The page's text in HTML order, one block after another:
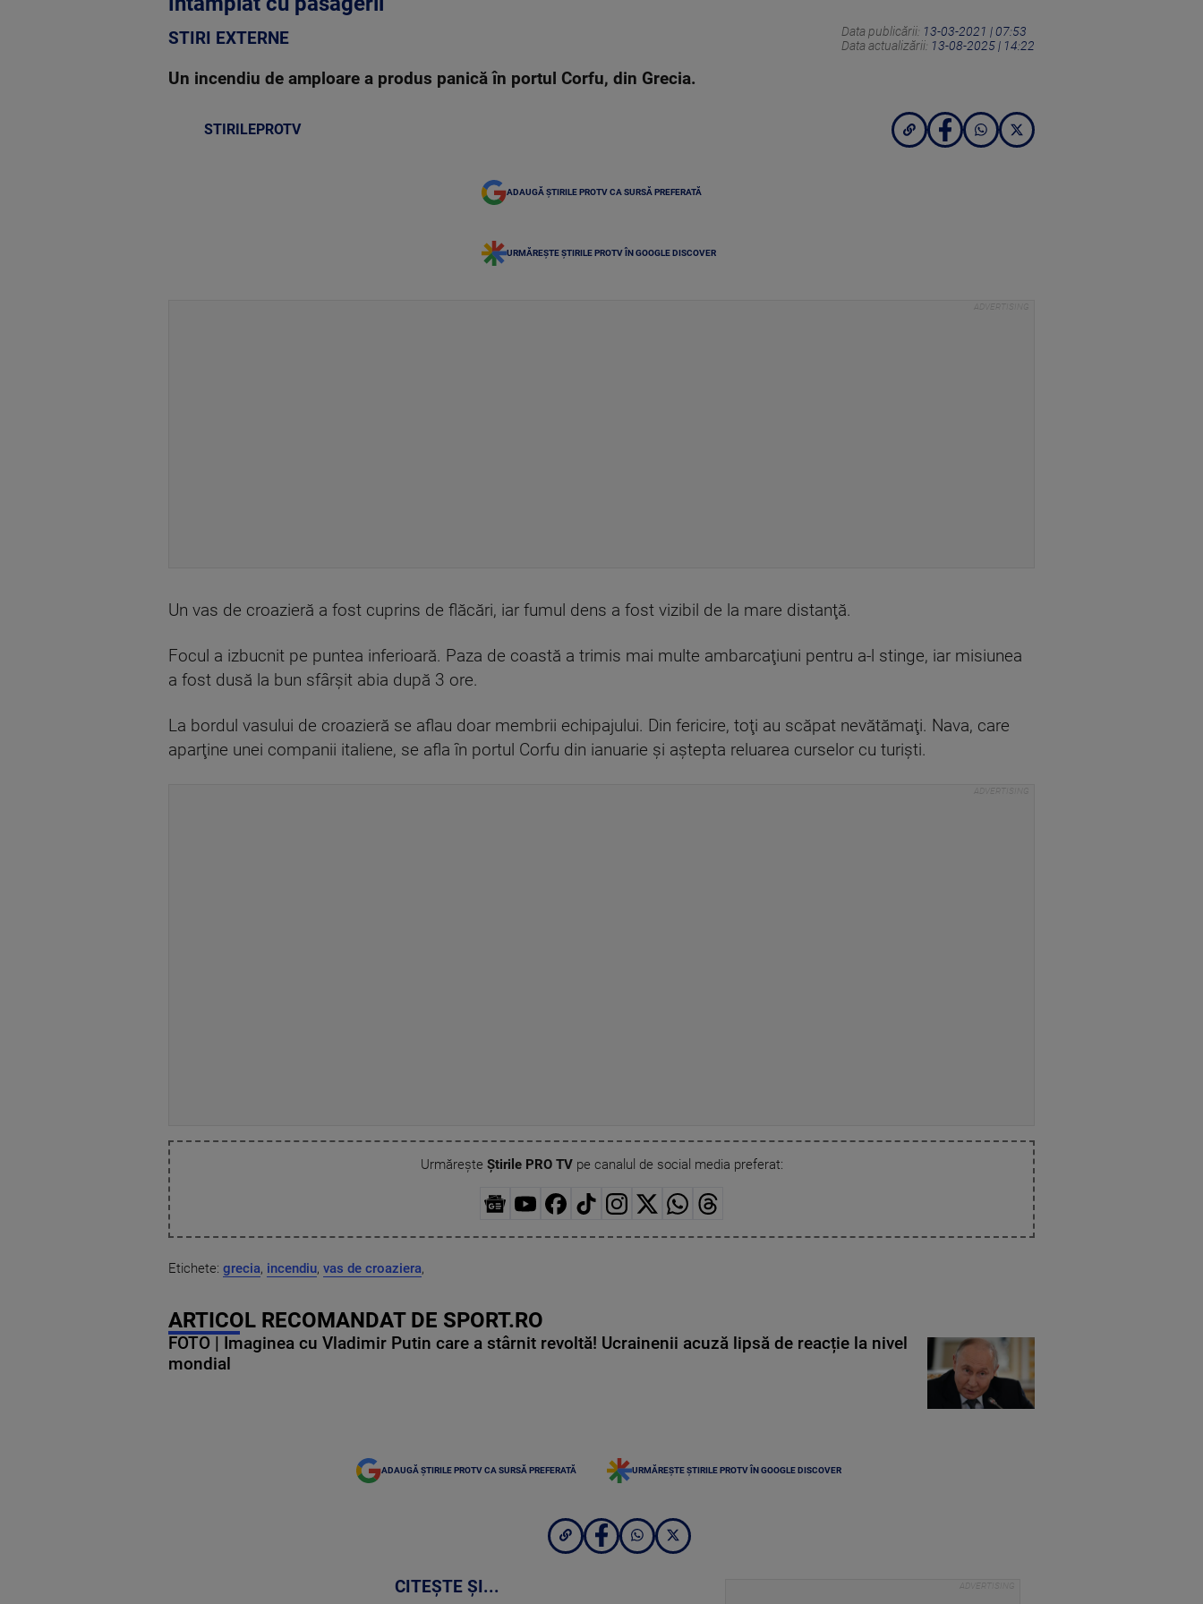
STIRI EXTERNE Data publicării: 13-03-2021 | 07:53
Data actualizării: 13-08-2025 | 14:22
Un incendiu de amploare a produs panică în portul Corfu, din Grecia.
STIRILEPROTV
ADAUGĂ ȘTIRILE PROTV CA SURSĂ PREFERATĂ
URMĂREȘTE ȘTIRILE PROTV ÎN GOOGLE DISCOVER
Un vas de croazieră a fost cuprins de flăcări, iar fumul dens a fost vizibil de la mare distanţă.
Focul a izbucnit pe puntea inferioară. Paza de coastă a trimis mai multe ambarcaţiuni pentru a-l stinge, iar misiunea
a fost dusă la bun sfârşit abia după 3 ore.
La bordul vasului de croazieră se aflau doar membrii echipajului. Din fericire, toţi au scăpat nevătămaţi. Nava, care
aparţine unei companii italiene, se afla în portul Corfu din ianuarie și aștepta reluarea curselor cu turiști.
Urmărește Știrile PRO TVpe canalul de social media preferat:
Etichete: grecia, incendiu, vas de croaziera,
ARTICOL RECOMANDAT DE SPORT.RO
FOTO | Imaginea cu Vladimir Putin care a stârnit revoltă! Ucrainenii acuză lipsă de reacție la nivel
mondial
ADAUGĂ ȘTIRILE PROTV CA SURSĂ PREFERATĂ URMĂREȘTE ȘTIRILE PROTV ÎN GOOGLE DISCOVER
CITEȘTE ȘI...